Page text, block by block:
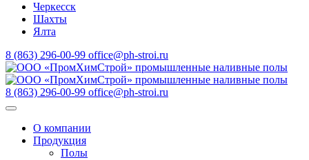
Черкесск
Шахты
Ялта
8 (863) 296-00-99 office@ph-stroi.ru
8 (863) 296-00-99 office@ph-stroi.ru
О компании
Продукция
Полы